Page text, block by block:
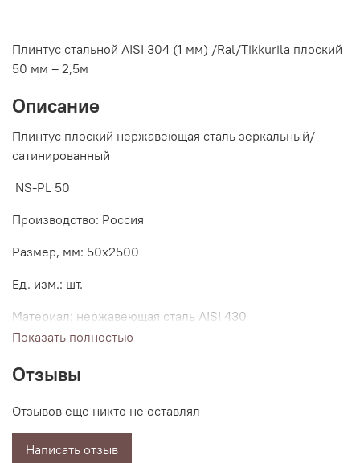
Плинтус стальной AISI 304 (1 мм) /Ral/Tikkurila плоский
50 мм – 2,5м
Описание
Плинтус плоский нержавеющая сталь зеркальный/
сатинированный
NS-PL 50
Производство: Россия
Размер, мм: 50х2500
Ед. изм.: шт.
Материал: нержавеющая сталь AISI 430
50мм ПВХ/глянец/NS-LP V/N/S/Z шт.-210 р.
Высота плинтусов NS-PL: 40, 50, 60, 80, 100, 120, 150,
200 мм
Показать полностью
Отзывы
Отзывов еще никто не оставлял
Написать отзыв